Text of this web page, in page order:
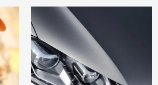
inteligencja wyprze pracę